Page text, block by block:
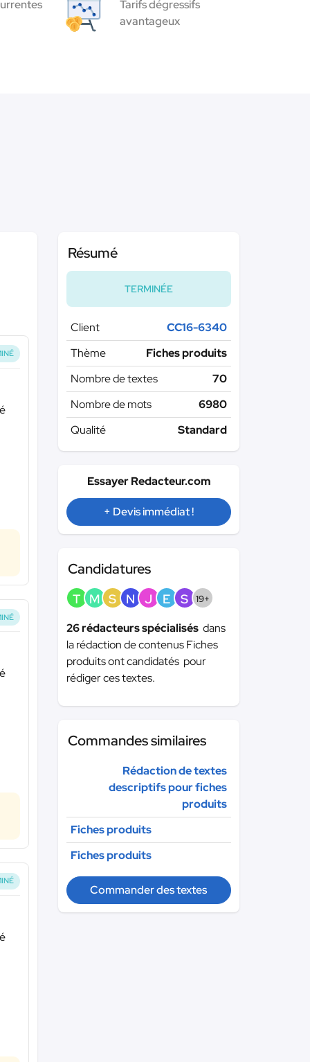
Tarifs dégressifs
avantageux
Résumé
TERMINÉE
Client
CC16-6340
Thème
Fiches produits
Nombre de textes
70
Nombre de mots
6980
Qualité
Standard
Essayer Redacteur.com
+ Devis immédiat !
Candidatures
T M S N J E S 19+
26 rédacteurs spécialisés dans
la rédaction de contenus Fiches
produits ont candidatés pour
rédiger ces textes.
Commandes similaires
Rédaction de textes
descriptifs pour fiches
produits
Fiches produits
Fiches produits
Commander des textes